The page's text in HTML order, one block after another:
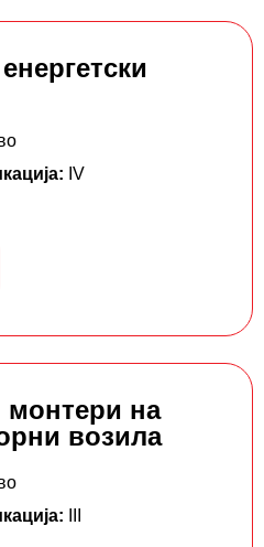
IV
монтери на
возила